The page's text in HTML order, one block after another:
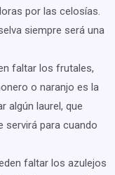
por las celosías.
siempre será una
faltar los frutales,
o naranjo es la
algún laurel, que
servirá para cuando
faltar los azulejos